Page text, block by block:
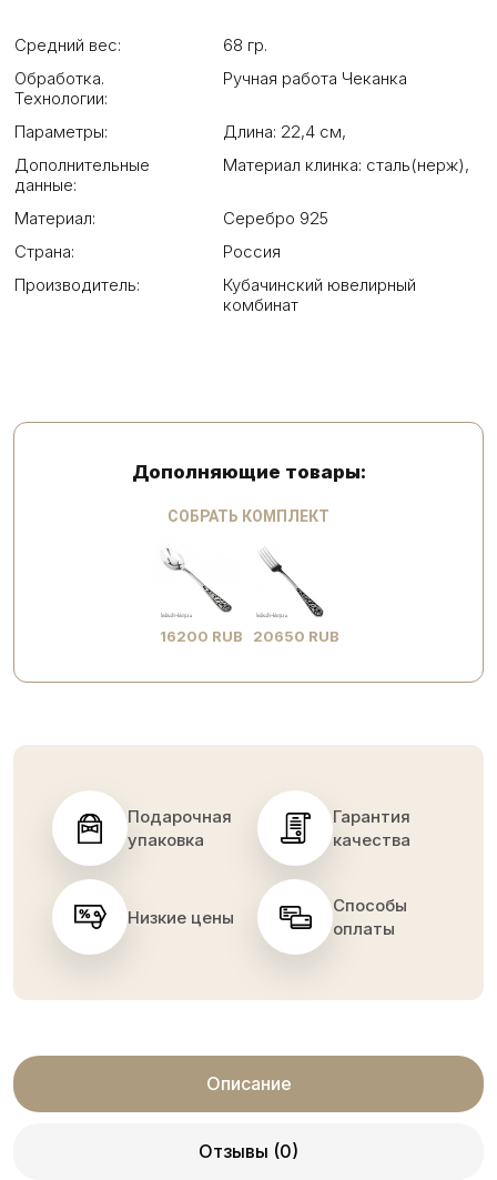
Средний вес:
68 гр.
Обработка.
Технологии:
Ручная работа Чеканка
Параметры: Длина: 22,4 см,
Дополнительные
данные:
Материал клинка: сталь(нерж),
Материал:
Серебро 925
Страна:
Россия
Производитель:
Кубачинский ювелирный
комбинат
Дополняющие товары:
СОБРАТЬ КОМПЛЕКТ
16200 RUB 20650 RUB
Подарочная
упаковка
Гарантия
качества
Низкие цены
Способы
оплаты
Описание
Отзывы (0)